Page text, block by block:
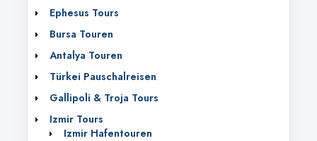
Ephesus Tours
Bursa Touren
Antalya Touren
Türkei Pauschalreisen
Gallipoli & Troja Tours
Izmir Tours
Izmir Hafentouren